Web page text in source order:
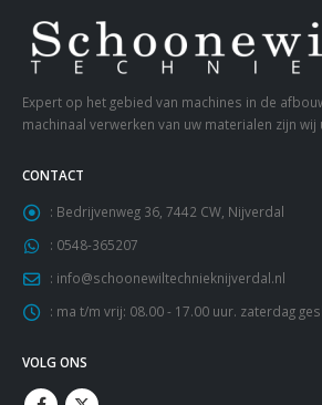
Expert op het gebied van machines in de
machinaal verwerken van uw materialen zijn wij
CONTACT
: Bedrijvenweg 36, 7442 CW, Nijverdal
: 0548-365207
: info@schoonewiltechnieknijverdal.nl
: ma t/m vrij: 08.00 - 17.00 uur. zaterdag
VOLG ONS